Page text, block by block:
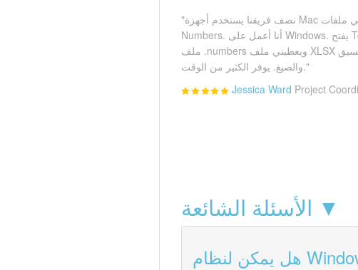
"نصف فريقنا يستخدم أجهزة Mac ويرسلون لي ملفات Apple
Numbers. أنا أعمل على Windows. يفتح Total Excel Converter كل
ملف .numbers ويعطيني ملف XLSX سليم بكل الأوراق والتنسيق
والصيغ. يوفر الكثير من الوقت."
Jessica Ward Project
الأسئلة الشائعة ▼